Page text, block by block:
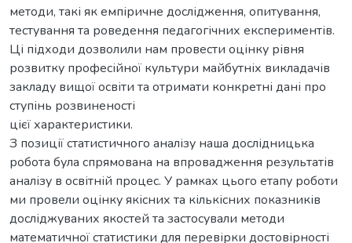
методи, такі як емпіричне дослідження, опитування,
тестування та роведення педагогічних експериментів.
Ці підходи дозволили нам провести оцінку рівня
розвитку професійної культури майбутніх викладачів
закладу вищої освіти та отримати конкретні дані про
ступінь розвиненості
цієї характеристики.
З позиції статистичного аналізу наша дослідницька
робота була спрямована на впровадження результатів
аналізу в освітній процес. У рамках цього етапу роботи
ми провели оцінку якісних та кількісних показників
досліджуваних якостей та застосували методи
математичної статистики для перевірки достовірності